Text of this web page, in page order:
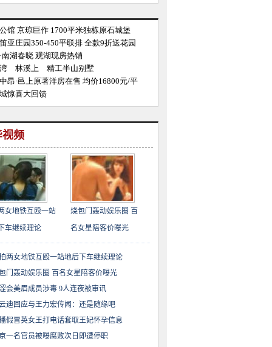
频
女地铁互殴一站
车继续理论
烧包门轰动娱乐圈 百
名女星陪客价曝光
两女地铁互殴一站地后下车继续理论
门轰动娱乐圈 百名女星陪客价曝光
会美眉成员涉毒 9人连夜被审讯
迪回应与王力宏传闻：还是随缘吧
假冒英女王打电话套取王妃怀孕信息
一名官员被曝腐败次日即遭停职